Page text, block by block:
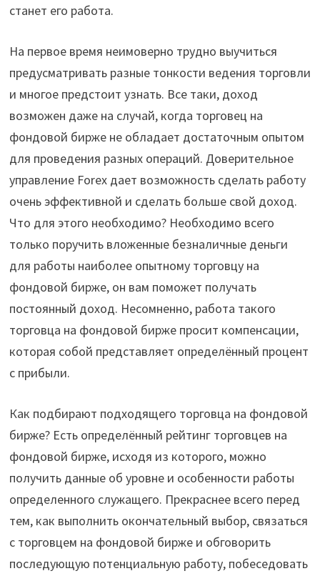
станет его работа.
На первое время неимоверно трудно выучиться
предусматривать разные тонкости ведения торговли
и многое предстоит узнать. Все таки, доход
возможен даже на случай, когда торговец на
фондовой бирже не обладает достаточным опытом
для проведения разных операций. Доверительное
управление Forex дает возможность сделать работу
очень эффективной и сделать больше свой доход.
Что для этого необходимо? Необходимо всего
только поручить вложенные безналичные деньги
для работы наиболее опытному торговцу на
фондовой бирже, он вам поможет получать
постоянный доход. Несомненно, работа такого
торговца на фондовой бирже просит компенсации,
которая собой представляет определённый процент
с прибыли.
Как подбирают подходящего торговца на фондовой
бирже? Есть определённый рейтинг торговцев на
фондовой бирже, исходя из которого, можно
получить данные об уровне и особенности работы
определенного служащего. Прекраснее всего перед
тем, как выполнить окончательный выбор, связаться
с торговцем на фондовой бирже и обговорить
последующую потенциальную работу, побеседовать